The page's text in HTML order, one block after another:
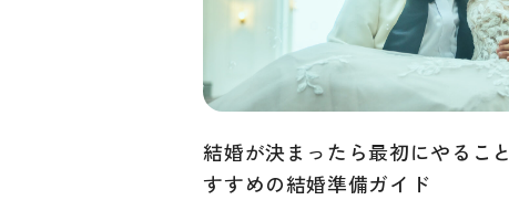
結婚が決まったら最初にやるこ
すすめの結婚準備ガイド